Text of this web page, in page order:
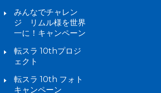
みんなでチャレン
ジ リムル様を世界
一に！キャンペーン
転スラ 10thプロジ
ェクト
転スラ 10th フォト
キャンペーン